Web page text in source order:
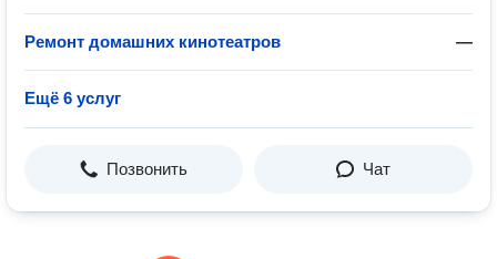
Ремонт домашних кинотеатров —
Ещё 6 услуг
Позвонить Чат